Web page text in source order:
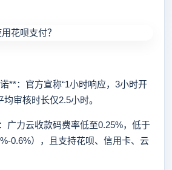
：官方宣称“1小时响应，3小时开
审核时长仅2.5小时。
力云收款码费率低至0.25%，低于
0.6%），且支持花呗、信用卡、云